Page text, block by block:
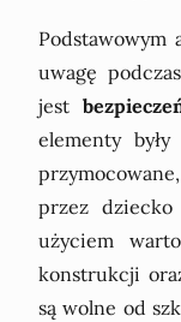
Podstawowym
uwagę
jest
elementy
przez dziecko
użyciem
konstrukcji
są wolne od